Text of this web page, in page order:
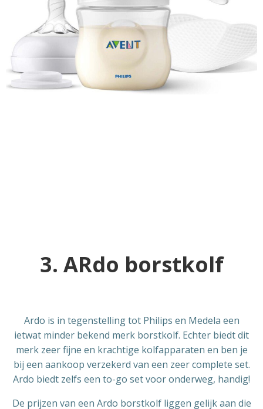
3. ARdo borstkolf
Ardo is in tegenstelling tot Philips en Medela een
ietwat minder bekend merk borstkolf. Echter biedt dit
merk zeer fijne en krachtige kolfapparaten en ben je
bij een aankoop verzekerd van een zeer complete set.
Ardo biedt zelfs een to-go set voor onderweg, handig!
De prijzen van een Ardo borstkolf liggen gelijk aan die